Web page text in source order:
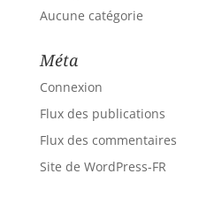
Aucune catégorie
Méta
Connexion
Flux des publications
Flux des commentaires
Site de WordPress-FR